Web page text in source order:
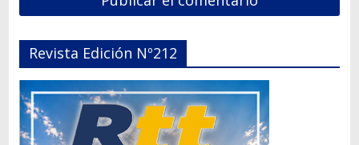
Revista Edición Nº212